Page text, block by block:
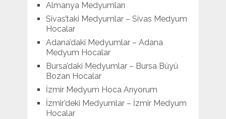
Almanya Medyumları
Sivas’taki Medyumlar – Sivas Medyum
Hocalar
Adana’daki Medyumlar – Adana
Medyum Hocalar
Bursa’daki Medyumlar – Bursa Büyü
Bozan Hocalar
İzmir Medyum Hoca Arıyorum
İzmir’deki Medyumlar – İzmir Medyum
Hocalar